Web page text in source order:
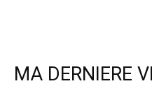
MA DERNIERE